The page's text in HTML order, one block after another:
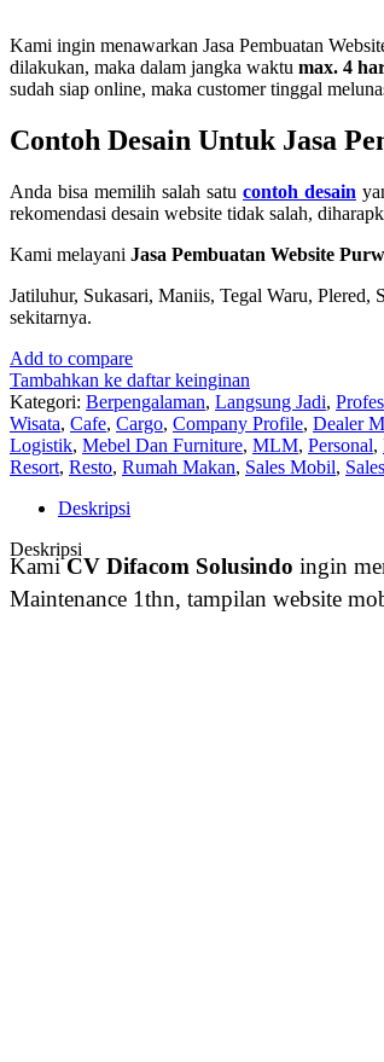
Kami ingin menawarkan Jasa Pembuatan
dilakukan, maka dalam jangka waktu max. 4
sudah siap online, maka customer tinggal
Contoh Desain Untuk Jasa
Anda bisa memilih salah satu contoh desain
rekomendasi desain website tidak salah,
Kami melayani Jasa Pembuatan Website
Jatiluhur, Sukasari, Maniis, Tegal Waru, Plered,
sekitarnya.
Add to compare
Tambahkan ke daftar keinginan
Kategori: Berpengalaman, Langsung Jadi,
Wisata, Cafe, Cargo, Company Profile, Dealer
Logistik, Mebel Dan Furniture, MLM, Personal,
Resort, Resto, Rumah Makan, Sales Mobil,
Deskripsi
Deskripsi
KamiCV Difacom Solusindo ingin
Maintenance 1thn, tampilan website